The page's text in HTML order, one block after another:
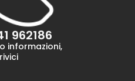
962186
informazioni,